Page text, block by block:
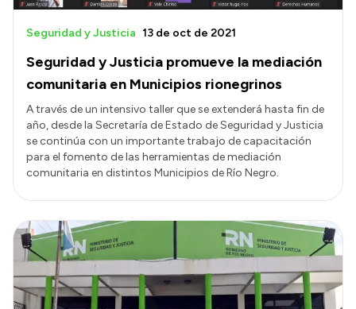
Seguridad y Justicia promueve la mediación
comunitaria en Municipios rionegrinos
Seguridad y Justicia 13 de oct de 2021
A través de un intensivo taller que se extenderá hasta fin de
año, desde la Secretaría de Estado de Seguridad y Justicia
se continúa con un importante trabajo de capacitación
para el fomento de las herramientas de mediación
comunitaria en distintos Municipios de Río Negro.